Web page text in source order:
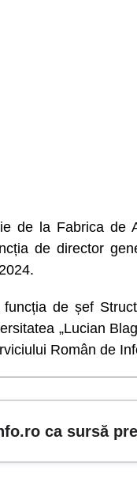
de la Fabrica de
de director
de șef
„Lucian
Român de
ca sursă